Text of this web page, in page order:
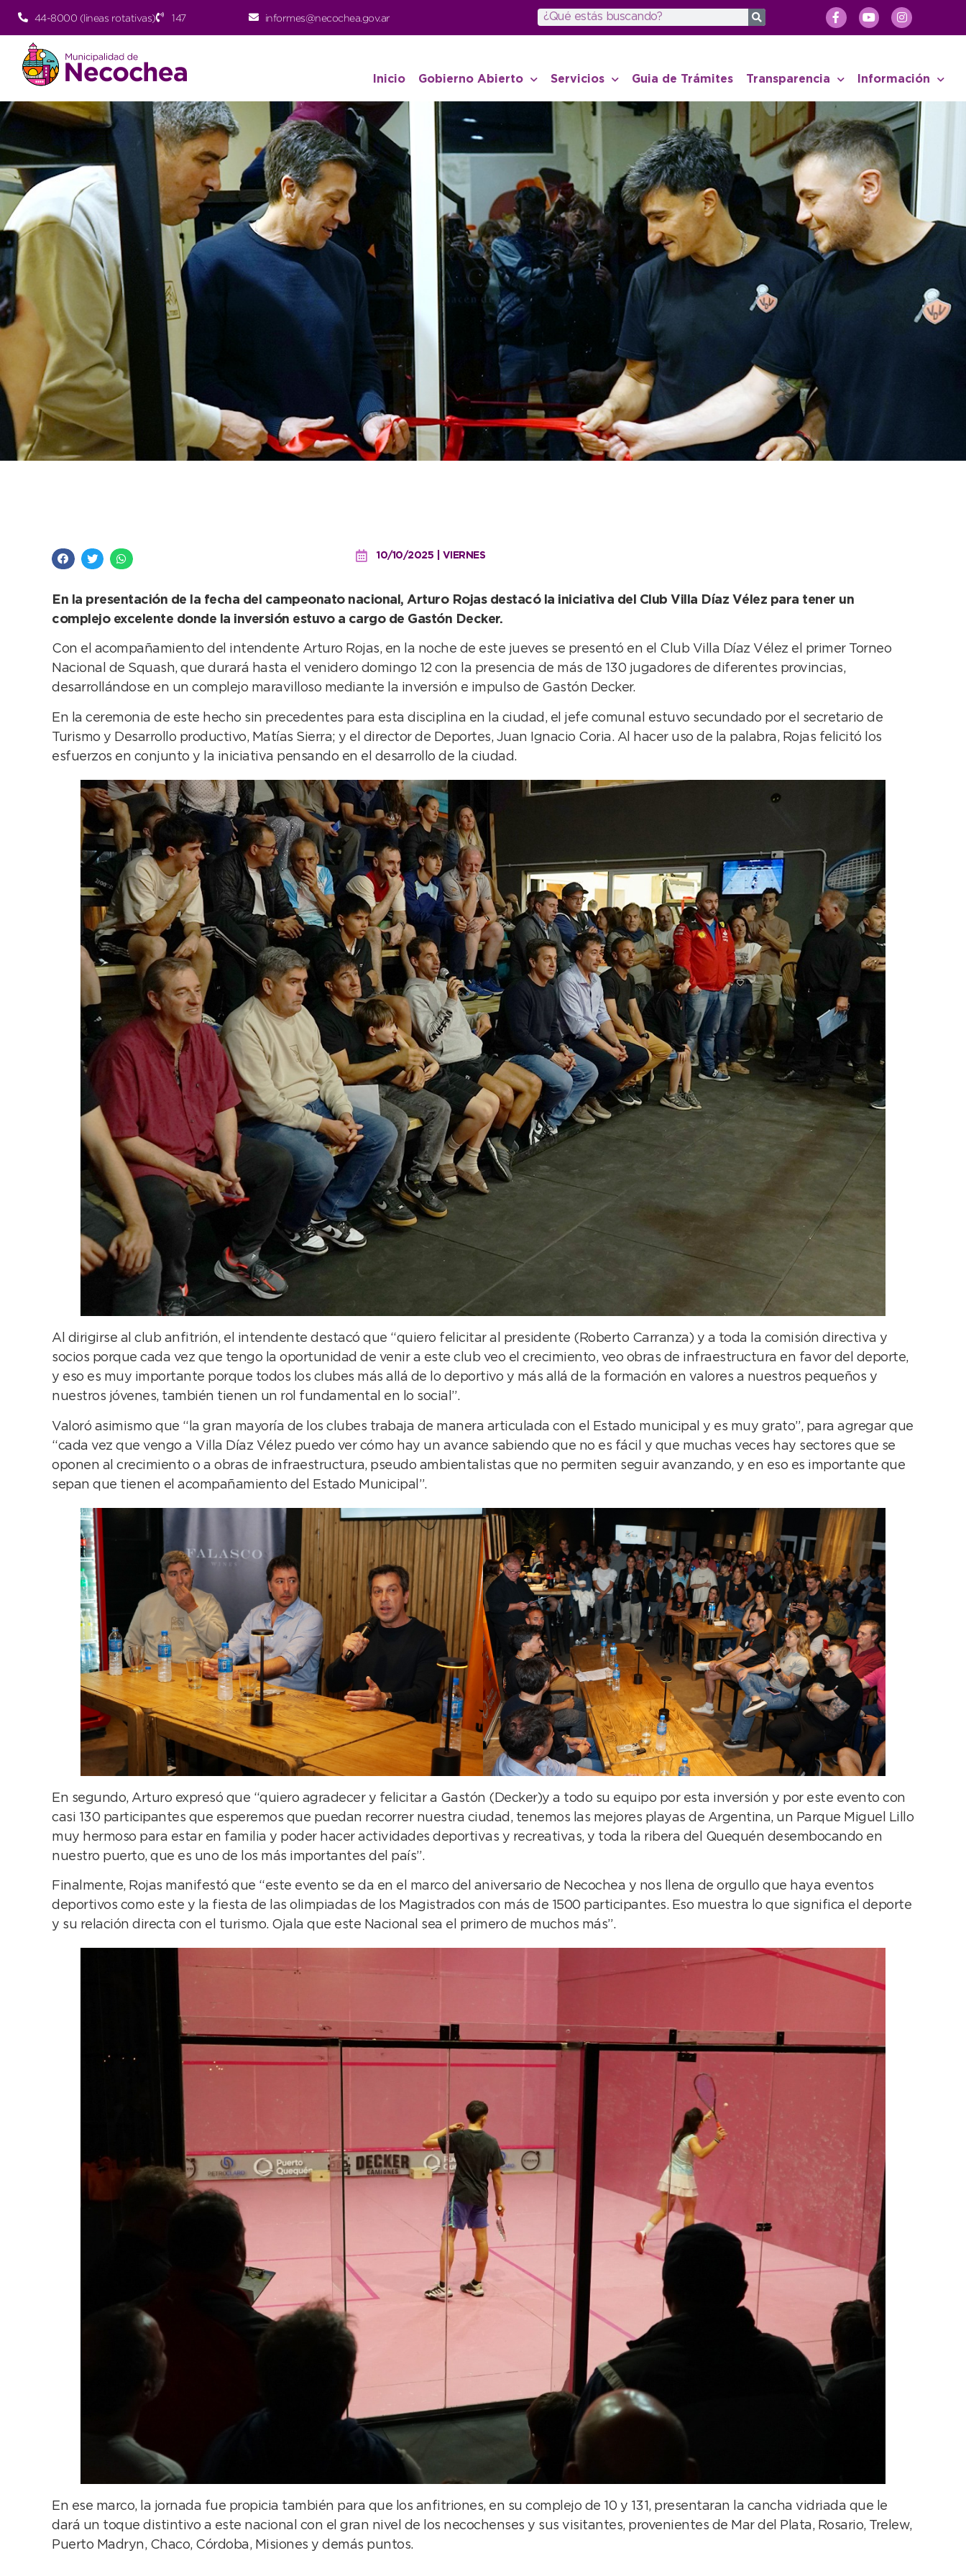
44-8000 (lineas rotativas) 147 informes@necochea.gov.ar
Inicio Gobierno Abierto Servicios Guia de Trámites Transparencia Información
10/10/2025 | VIERNES
En la presentación de la fecha del campeonato nacional, Arturo Rojas destacó la iniciativa del Club Villa Díaz Vélez para tener un
complejo excelente donde la inversión estuvo a cargo de Gastón Decker.
Con el acompañamiento del intendente Arturo Rojas, en la noche de este jueves se presentó en el Club Villa Díaz Vélez el primer Torneo
Nacional de Squash, que durará hasta el venidero domingo 12 con la presencia de más de 130 jugadores de diferentes provincias,
desarrollándose en un complejo maravilloso mediante la inversión e impulso de Gastón Decker.
En la ceremonia de este hecho sin precedentes para esta disciplina en la ciudad, el jefe comunal estuvo secundado por el secretario de
Turismo y Desarrollo productivo, Matías Sierra; y el director de Deportes, Juan Ignacio Coria. Al hacer uso de la palabra, Rojas felicitó los
esfuerzos en conjunto y la iniciativa pensando en el desarrollo de la ciudad.
Al dirigirse al club anfitrión, el intendente destacó que “quiero felicitar al presidente (Roberto Carranza) y a toda la comisión directiva y
socios porque cada vez que tengo la oportunidad de venir a este club veo el crecimiento, veo obras de infraestructura en favor del deporte,
y eso es muy importante porque todos los clubes más allá de lo deportivo y más allá de la formación en valores a nuestros pequeños y
nuestros jóvenes, también tienen un rol fundamental en lo social”.
Valoró asimismo que “la gran mayoría de los clubes trabaja de manera articulada con el Estado municipal y es muy grato”, para agregar que
“cada vez que vengo a Villa Díaz Vélez puedo ver cómo hay un avance sabiendo que no es fácil y que muchas veces hay sectores que se
oponen al crecimiento o a obras de infraestructura, pseudo ambientalistas que no permiten seguir avanzando, y en eso es importante que
sepan que tienen el acompañamiento del Estado Municipal”.
En segundo, Arturo expresó que “quiero agradecer y felicitar a Gastón (Decker)y a todo su equipo por esta inversión y por este evento con
casi 130 participantes que esperemos que puedan recorrer nuestra ciudad, tenemos las mejores playas de Argentina, un Parque Miguel Lillo
muy hermoso para estar en familia y poder hacer actividades deportivas y recreativas, y toda la ribera del Quequén desembocando en
nuestro puerto, que es uno de los más importantes del país”.
Finalmente, Rojas manifestó que “este evento se da en el marco del aniversario de Necochea y nos llena de orgullo que haya eventos
deportivos como este y la fiesta de las olimpiadas de los Magistrados con más de 1500 participantes. Eso muestra lo que significa el deporte
y su relación directa con el turismo. Ojala que este Nacional sea el primero de muchos más”.
En ese marco, la jornada fue propicia también para que los anfitriones, en su complejo de 10 y 131, presentaran la cancha vidriada que le
dará un toque distintivo a este nacional con el gran nivel de los necochenses y sus visitantes, provenientes de Mar del Plata, Rosario, Trelew,
Puerto Madryn, Chaco, Córdoba, Misiones y demás puntos.